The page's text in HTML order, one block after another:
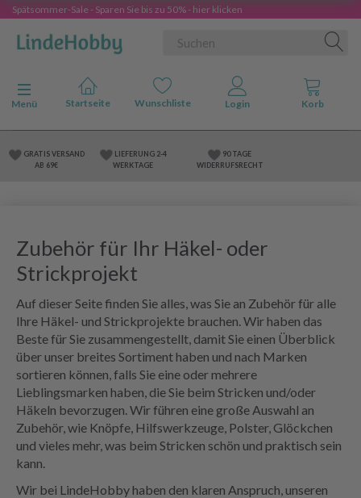
Spätsommer-Sale - Sparen Sie bis zu 50% - hier klicken
Anzeige ändern
Menü
GRATIS VERSAND
AB 69€
LIEFERUNG 2-4
WERKTAGE
90 TAGE
WIDERRUFSRECHT
Zubehör für Ihr Häkel- oder
Strickprojekt
Auf dieser Seite finden Sie alles, was Sie an Zubehör für alle
Ihre Häkel- und Strickprojekte brauchen. Wir haben das
Beste für Sie zusammengestellt, damit Sie einen Überblick
über unser breites Sortiment haben und nach Marken
sortieren können, falls Sie eine oder mehrere
Lieblingsmarken haben, die Sie beim Stricken und/oder
Häkeln bevorzugen. Wir führen eine große Auswahl an
Zubehör, wie Knöpfe, Hilfswerkzeuge, Polster, Glöckchen
und vieles mehr, was beim Stricken schön und praktisch sein
kann.
Wir bei LindeHobby haben den klaren Anspruch, unseren